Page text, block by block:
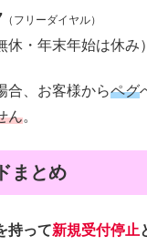
（フリーダイヤル）
休・年末年始は休み）
合、お客様からペグ
ん。
まとめ
持って新規受付停止